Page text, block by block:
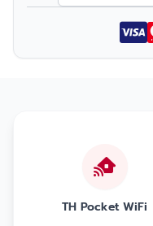
TH Pocket WiFi